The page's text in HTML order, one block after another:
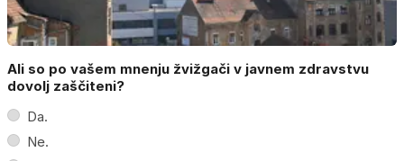
Ali so po vašem mnenju žvižgači v javnem zdravstvu
dovolj zaščiteni?
Da.
Ne.